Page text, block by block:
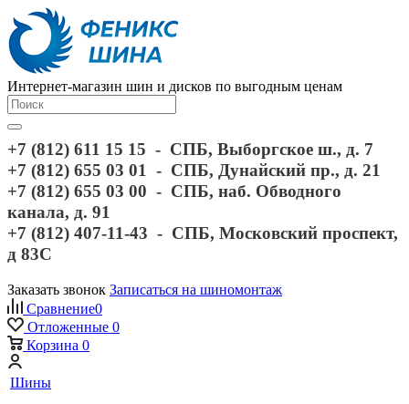
Интернет-магазин шин и дисков по выгодным ценам
+7 (812) 611 15 15 - СПБ, Выборгское ш., д. 7
+7 (812) 655 03 01 - СПБ, Дунайский пр., д. 21
+7 (812) 655 03 00 - СПБ, наб. Обводного
канала, д. 91
+7 (812) 407-11-43 - СПБ, Московский проспект,
д 83С
Заказать звонок Записаться на шиномонтаж
Сравнение0
Отложенные 0
Корзина 0
Шины